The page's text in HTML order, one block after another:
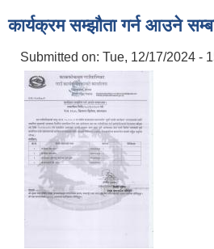
कार्यक्रम सम्झौता गर्न आउने
Submitted on: Tue, 12/17/2024 -